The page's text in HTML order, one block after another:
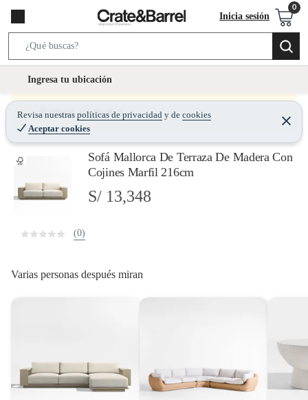
Inicia sesión
e
r
c
B
a
t
n
Ingresa tu ubicación
Revisa nuestras políticas de privacidad y de cookies
Aceptar cookies
C
r
a
Producto sin stock :(
Sofá Mallorca De Terraza De Madera Con
Cojines Marfil 216cm
S/ 13,348
(0)
Varias personas después miran